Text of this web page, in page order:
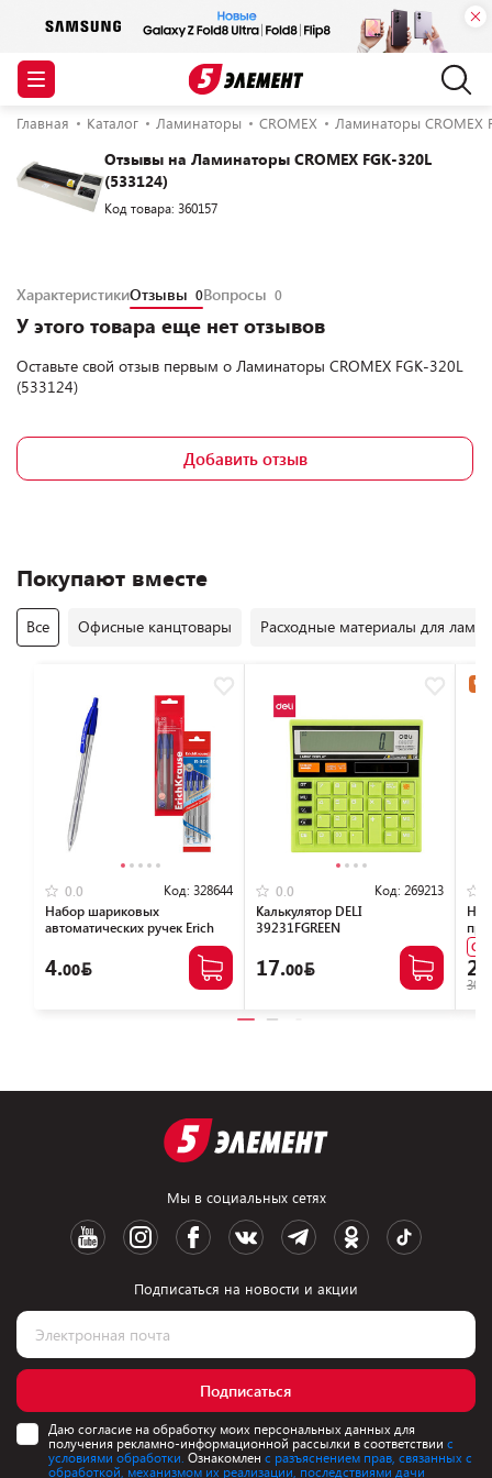
Главная Каталог Ламинаторы CROMEX Ламинаторы CROMEX
Отзывы на Ламинаторы CROMEX FGK-320L
(533124)
Код товара: 360157
ХарактеристикиОтзывы 0Вопросы 0
У этого товара еще нет отзывов
Оставьте свой отзыв первым о Ламинаторы CROMEX FGK-320L
(533124)
Добавить отзыв
Покупают вместе
Все Офисные канцтовары Расходные материалы для
0.0 Код: 328644
Набор шариковых
автоматических ручек Erich
Krause Matic Classic R-301
46750 (4 шт)
4.00
0.0 Код: 269213
Калькулятор DELI
39231FGREEN
17.00
Мы в социальных сетях
Подписаться на новости и акции
Подписаться
Даю согласие на обработку моих персональных данных для
получения рекламно-информационной рассылки в соответствии с
условиями обработки. Ознакомлен с разъяснением прав, связанных с
обработкой, механизмом их реализации, последствиями дачи